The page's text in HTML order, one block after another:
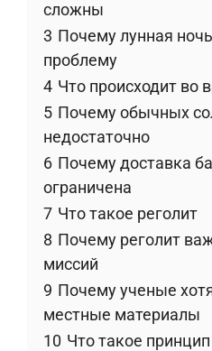
сложны
3 Почему лунная
проблему
4 Что происходит во
5 Почему обычных
недостаточно
6 Почему доставка
ограничена
7 Что такое реголит
8 Почему реголит
миссий
9 Почему ученые
местные материалы
10 Что такое принцип